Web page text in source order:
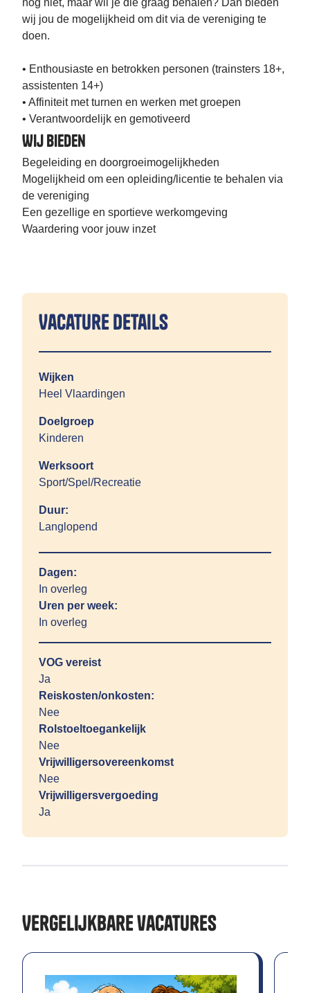
nog niet, maar wil je die graag behalen? Dan bieden
wij jou de mogelijkheid om dit via de vereniging te
doen.
• Enthousiaste en betrokken personen (trainsters 18+,
assistenten 14+)
• Affiniteit met turnen en werken met groepen
• Verantwoordelijk en gemotiveerd
Wij bieden
Begeleiding en doorgroeimogelijkheden
Mogelijkheid om een opleiding/licentie te behalen via
de vereniging
Een gezellige en sportieve werkomgeving
Waardering voor jouw inzet
Vacature details
Wijken
Heel Vlaardingen
Doelgroep
Kinderen
Werksoort
Sport/Spel/Recreatie
Duur:
Langlopend
Dagen:
In overleg
Uren per week:
In overleg
VOG vereist
Ja
Reiskosten/onkosten:
Nee
Rolstoeltoegankelijk
Nee
Vrijwilligersovereenkomst
Nee
Vrijwilligersvergoeding
Ja
Vergelijkbare vacatures